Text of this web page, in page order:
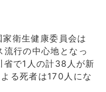
衛生健康委員会は
行の中心地となっ
で1人の計38人が新
る死者は170人にな